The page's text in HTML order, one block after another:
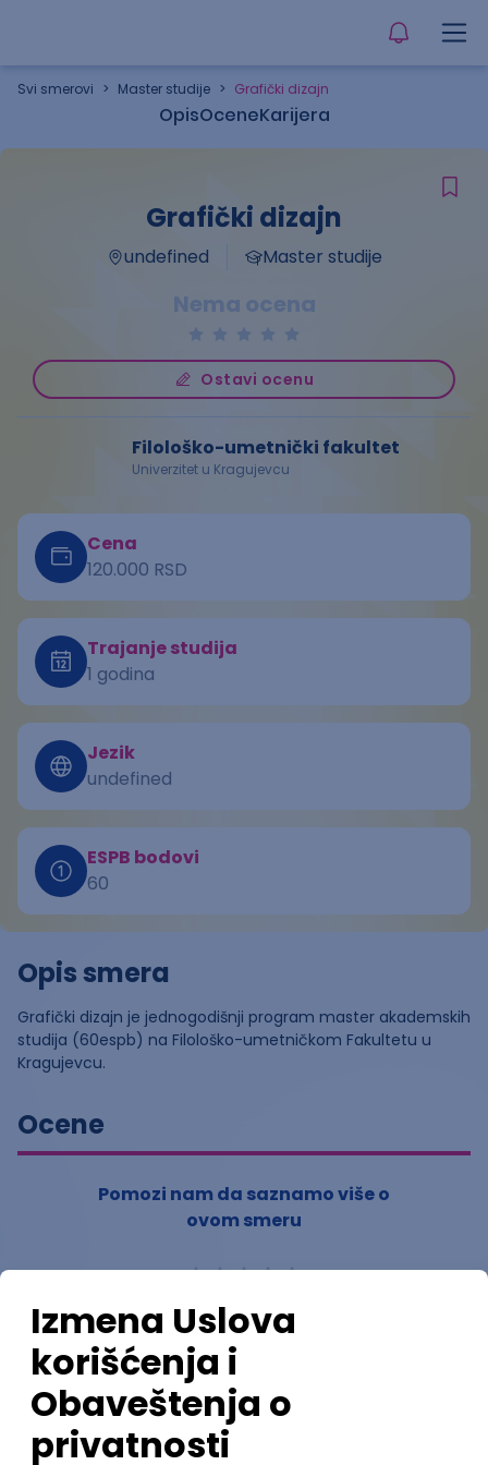
Svi smerovi > Master studije > Grafički dizajn
OpisOceneKarijera
Grafički dizajn
undefined Master studije
Nema ocena
Ostavi ocenu
Filološko-umetnički fakultet
Univerzitet u Kragujevcu
Cena
120.000 RSD
Trajanje studija
1 godina
Jezik
undefined
ESPB bodovi
60
Opis smera
Grafički dizajn je jednogodišnji program master akademskih
studija (60espb) na Filološko-umetničkom Fakultetu u
Kragujevcu.
Ocene
Pomozi nam da saznamo više o
ovom smeru
( 0ocena)
Ostavi ocenu
Nastavni kadar